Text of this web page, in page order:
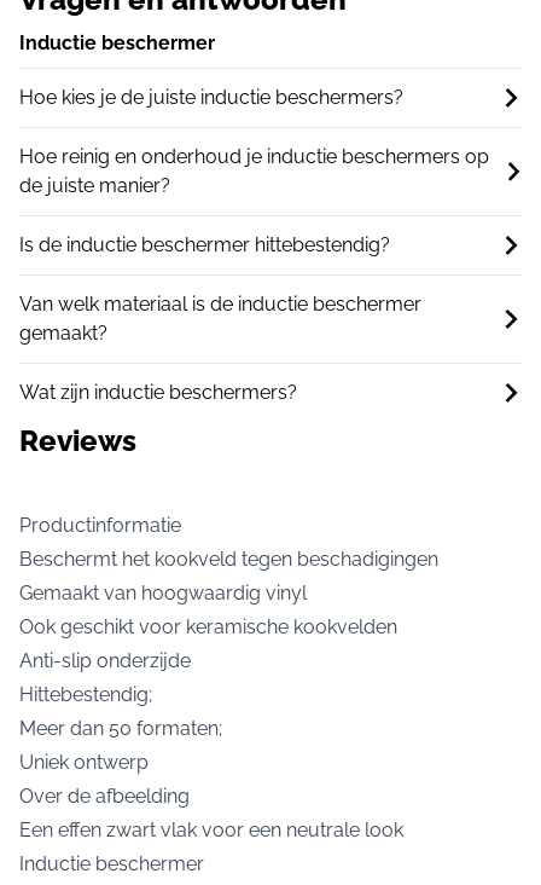
Inductie beschermer
Hoe kies je de juiste inductie beschermers?
Hoe reinig en onderhoud je inductie beschermers op
de juiste manier?
Is de inductie beschermer hittebestendig?
Van welk materiaal is de inductie beschermer
gemaakt?
Wat zijn inductie beschermers?
Reviews
Productinformatie
Beschermt het kookveld tegen beschadigingen
Gemaakt van hoogwaardig vinyl
Ook geschikt voor keramische kookvelden
Anti-slip onderzijde
Hittebestendig;
Meer dan 50 formaten;
Uniek ontwerp
Over de afbeelding
Een effen zwart vlak voor een neutrale look
Inductie beschermer